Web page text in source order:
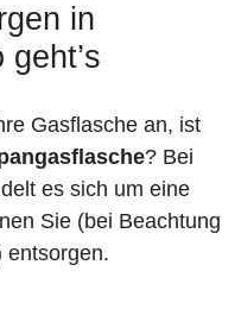
in
Gasflasche an, ist
? Bei
es sich um eine
Sie (bei Beachtung
entsorgen.